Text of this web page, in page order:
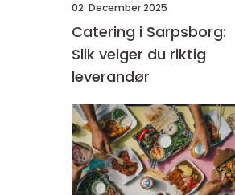
02. December 2025
Catering i Sarpsborg:
Slik velger du riktig
leverandør